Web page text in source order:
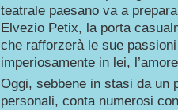
teatrale paesano va a
Elvezio Petix, la porta
che rafforzerà le sue
imperiosamente in lei,
Oggi, sebbene in stasi da un
personali, conta numerosi